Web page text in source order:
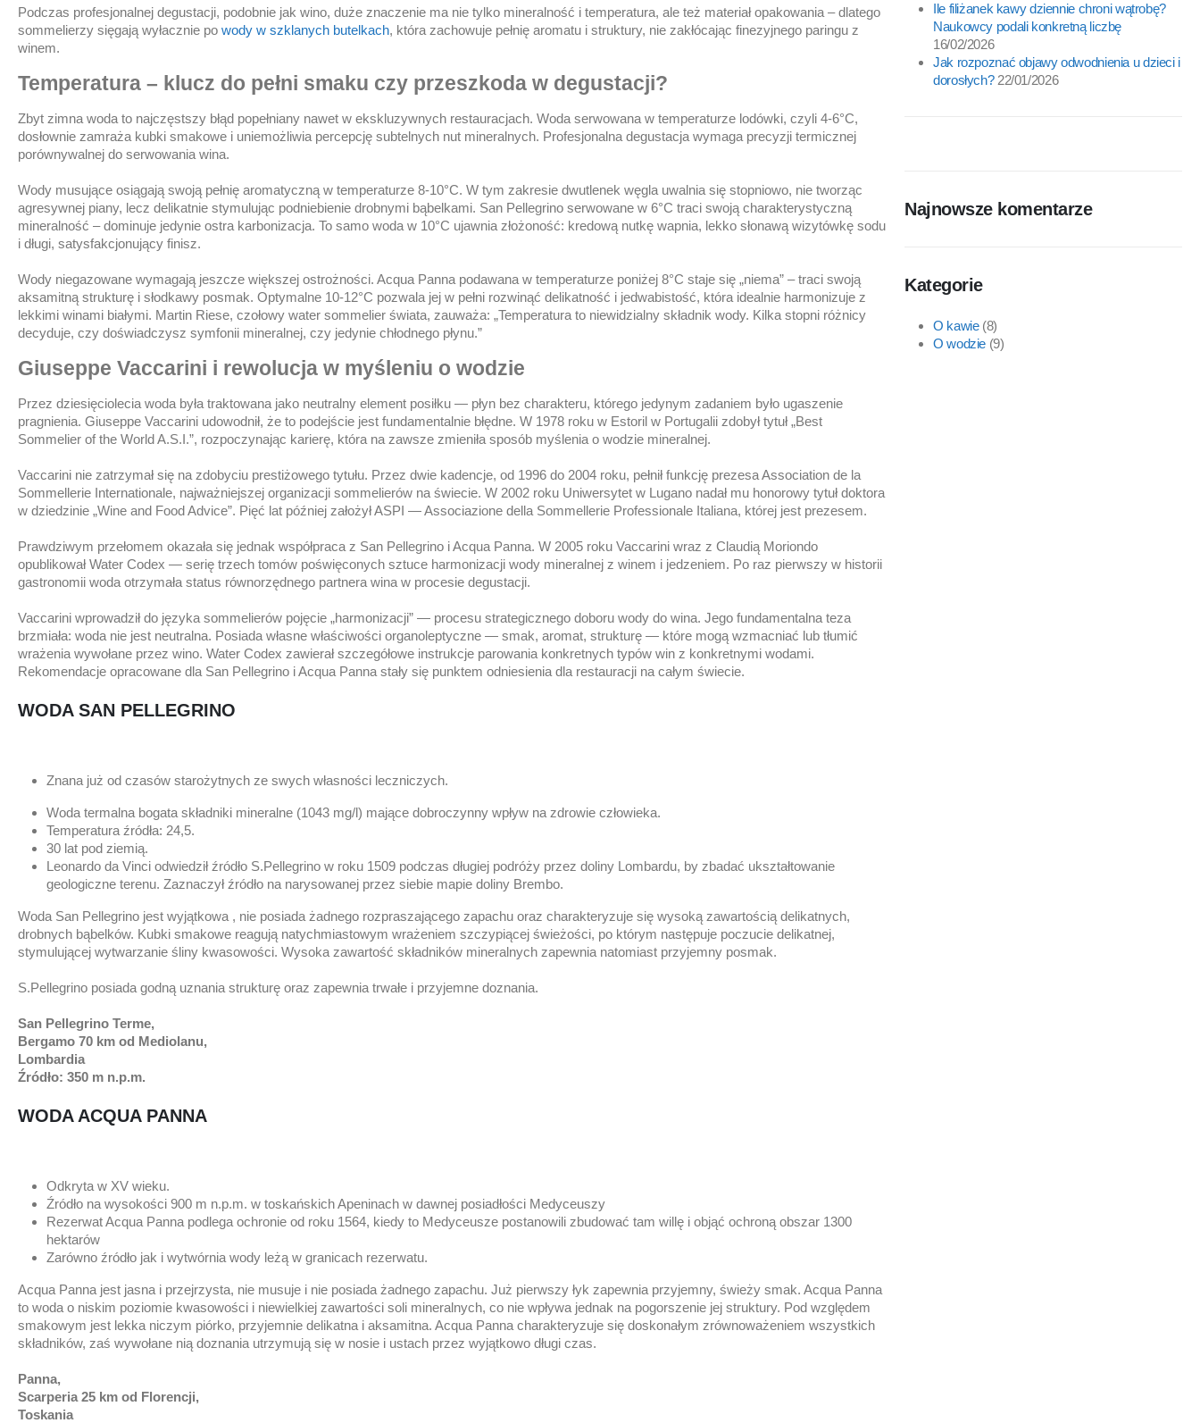
Podczas profesjonalnej degustacji, podobnie jak wino, duże znaczenie ma nie tylko mineralność i temperatura, ale też materiał opakowania – dlatego
sommelierzy sięgają wyłacznie po wody w szklanych butelkach, która zachowuje pełnię aromatu i struktury, nie zakłócając finezyjnego paringu z
winem.
Temperatura – klucz do pełni smaku czy przeszkoda w degustacji?
Zbyt zimna woda to najczęstszy błąd popełniany nawet w ekskluzywnych restauracjach. Woda serwowana w temperaturze lodówki, czyli 4-6°C,
dosłownie zamraża kubki smakowe i uniemożliwia percepcję subtelnych nut mineralnych. Profesjonalna degustacja wymaga precyzji termicznej
porównywalnej do serwowania wina.
Wody musujące osiągają swoją pełnię aromatyczną w temperaturze 8-10°C. W tym zakresie dwutlenek węgla uwalnia się stopniowo, nie tworząc
agresywnej piany, lecz delikatnie stymulując podniebienie drobnymi bąbelkami. San Pellegrino serwowane w 6°C traci swoją charakterystyczną
mineralność – dominuje jedynie ostra karbonizacja. To samo woda w 10°C ujawnia złożoność: kredową nutkę wapnia, lekko słonawą wizytówkę sodu
i długi, satysfakcjonujący finisz.
Wody niegazowane wymagają jeszcze większej ostrożności. Acqua Panna podawana w temperaturze poniżej 8°C staje się „niema” – traci swoją
aksamitną strukturę i słodkawy posmak. Optymalne 10-12°C pozwala jej w pełni rozwinąć delikatność i jedwabistość, która idealnie harmonizuje z
lekkimi winami białymi. Martin Riese, czołowy water sommelier świata, zauważa: „Temperatura to niewidzialny składnik wody. Kilka stopni różnicy
decyduje, czy doświadczysz symfonii mineralnej, czy jedynie chłodnego płynu.”
Giuseppe Vaccarini i rewolucja w myśleniu o wodzie
Przez dziesięciolecia woda była traktowana jako neutralny element posiłku — płyn bez charakteru, którego jedynym zadaniem było ugaszenie
pragnienia. Giuseppe Vaccarini udowodnił, że to podejście jest fundamentalnie błędne. W 1978 roku w Estoril w Portugalii zdobył tytuł „Best
Sommelier of the World A.S.I.”, rozpoczynając karierę, która na zawsze zmieniła sposób myślenia o wodzie mineralnej.
Vaccarini nie zatrzymał się na zdobyciu prestiżowego tytułu. Przez dwie kadencje, od 1996 do 2004 roku, pełnił funkcję prezesa Association de la
Sommellerie Internationale, najważniejszej organizacji sommelierów na świecie. W 2002 roku Uniwersytet w Lugano nadał mu honorowy tytuł doktora
w dziedzinie „Wine and Food Advice”. Pięć lat później założył ASPI — Associazione della Sommellerie Professionale Italiana, której jest prezesem.
Prawdziwym przełomem okazała się jednak współpraca z San Pellegrino i Acqua Panna. W 2005 roku Vaccarini wraz z Claudią Moriondo
opublikował Water Codex — serię trzech tomów poświęconych sztuce harmonizacji wody mineralnej z winem i jedzeniem. Po raz pierwszy w historii
gastronomii woda otrzymała status równorzędnego partnera wina w procesie degustacji.
Vaccarini wprowadził do języka sommelierów pojęcie „harmonizacji” — procesu strategicznego doboru wody do wina. Jego fundamentalna teza
brzmiała: woda nie jest neutralna. Posiada własne właściwości organoleptyczne — smak, aromat, strukturę — które mogą wzmacniać lub tłumić
wrażenia wywołane przez wino. Water Codex zawierał szczegółowe instrukcje parowania konkretnych typów win z konkretnymi wodami.
Rekomendacje opracowane dla San Pellegrino i Acqua Panna stały się punktem odniesienia dla restauracji na całym świecie.
WODA SAN PELLEGRINO
Znana już od czasów starożytnych ze swych własności leczniczych.
Woda termalna bogata składniki mineralne (1043 mg/l) mające dobroczynny wpływ na zdrowie człowieka.
Temperatura źródła: 24,5.
30 lat pod ziemią.
Leonardo da Vinci odwiedził źródło S.Pellegrino w roku 1509 podczas długiej podróży przez doliny Lombardu, by zbadać ukształtowanie
geologiczne terenu. Zaznaczył źródło na narysowanej przez siebie mapie doliny Brembo.
Woda San Pellegrino jest wyjątkowa , nie posiada żadnego rozpraszającego zapachu oraz charakteryzuje się wysoką zawartością delikatnych,
drobnych bąbelków. Kubki smakowe reagują natychmiastowym wrażeniem szczypiącej świeżości, po którym następuje poczucie delikatnej,
stymulującej wytwarzanie śliny kwasowości. Wysoka zawartość składników mineralnych zapewnia natomiast przyjemny posmak.
S.Pellegrino posiada godną uznania strukturę oraz zapewnia trwałe i przyjemne doznania.
San Pellegrino Terme,
Bergamo 70 km od Mediolanu,
Lombardia
Źródło: 350 m n.p.m.
WODA ACQUA PANNA
Odkryta w XV wieku.
Źródło na wysokości 900 m n.p.m. w toskańskich Apeninach w dawnej posiadłości Medyceuszy
Rezerwat Acqua Panna podlega ochronie od roku 1564, kiedy to Medyceusze postanowili zbudować tam willę i objąć ochroną obszar 1300
hektarów
Zarówno źródło jak i wytwórnia wody leżą w granicach rezerwatu.
Acqua Panna jest jasna i przejrzysta, nie musuje i nie posiada żadnego zapachu. Już pierwszy łyk zapewnia przyjemny, świeży smak. Acqua Panna
to woda o niskim poziomie kwasowości i niewielkiej zawartości soli mineralnych, co nie wpływa jednak na pogorszenie jej struktury. Pod względem
smakowym jest lekka niczym piórko, przyjemnie delikatna i aksamitna. Acqua Panna charakteryzuje się doskonałym zrównoważeniem wszystkich
składników, zaś wywołane nią doznania utrzymują się w nosie i ustach przez wyjątkowo długi czas.
Panna,
Scarperia 25 km od Florencji,
Toskania
Ile filiżanek kawy dziennie chroni wątrobę?
Naukowcy podali konkretną liczbę
16/02/2026
Jak rozpoznać objawy odwodnienia u dzieci i
dorosłych? 22/01/2026
Najnowsze komentarze
Kategorie
O kawie(8)
O wodzie (9)